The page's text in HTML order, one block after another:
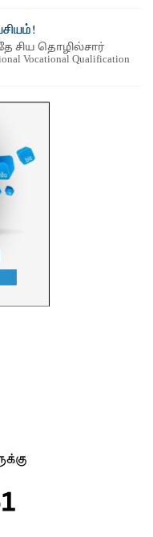
சிய தொழில்சார்
Qualification